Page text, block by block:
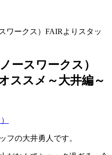
ワークス）FAIRよりスタッ
ースワークス）
ススメ～大井編～
フの大井勇人です。